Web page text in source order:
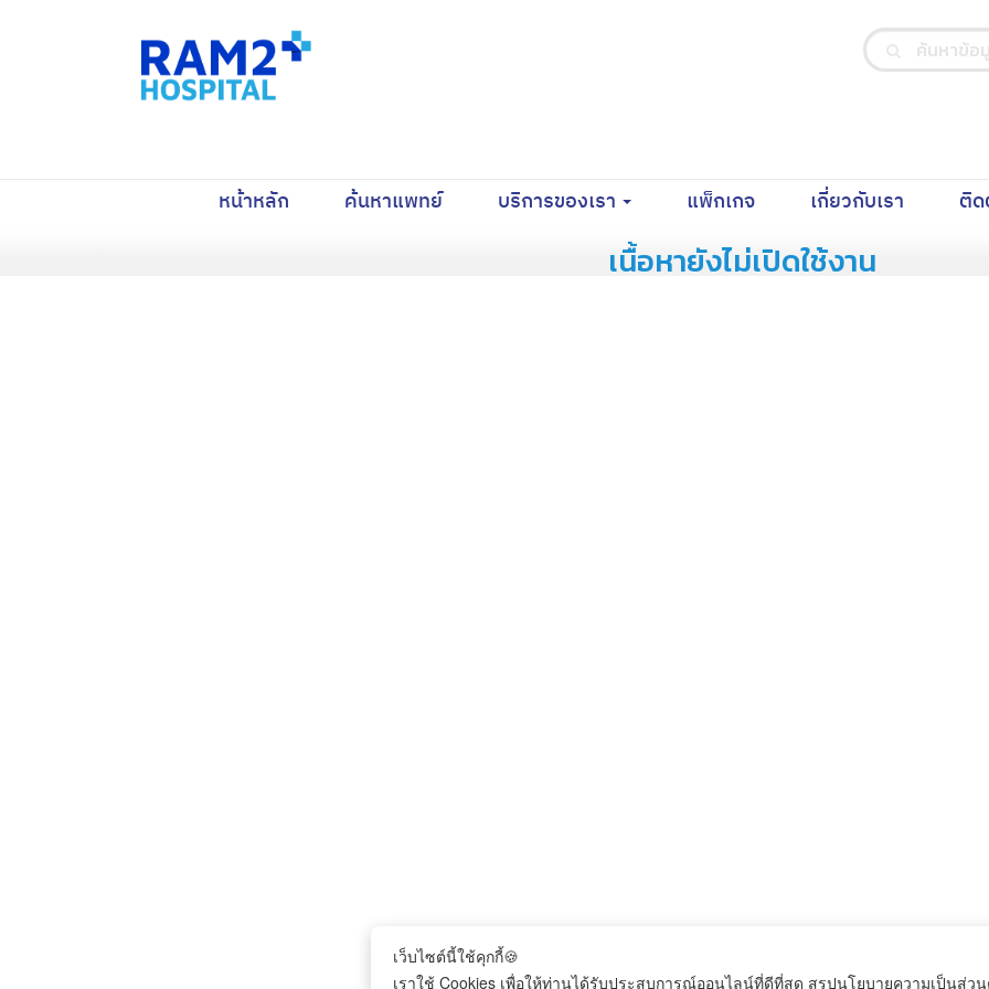
เว็บไซต์นี้ใช้คุกกี้🍪
เราใช้ Cookies เพื่อให้ท่านได้รับประสบการณ์ออนไลน์ที่ดีที่สุด สรุปนโยบายความเป็นส่ว
หน้าหลัก(current)ค้นหาแพทย์(current)บริการของเรา แพ็กเกจ(current)เกี่ยวกับเรา(current)
ติด
เนื้อหายังไม่เปิดใช้งาน